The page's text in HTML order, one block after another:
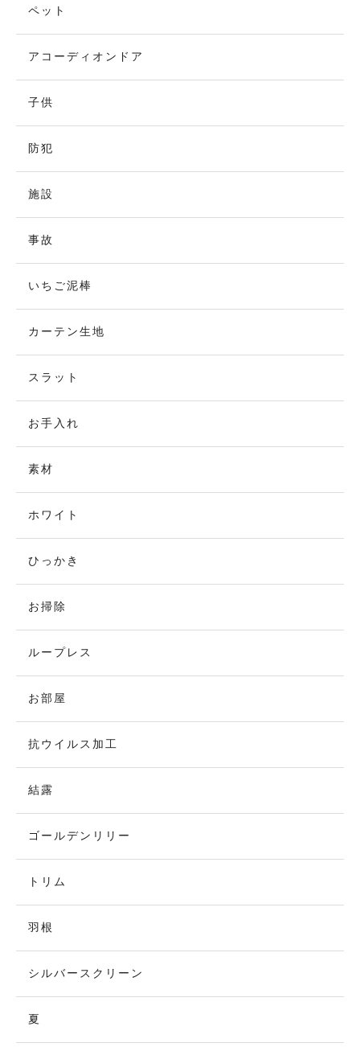
ペット
アコーディオンドア
子供
防犯
施設
事故
いちご泥棒
カーテン生地
スラット
お手入れ
素材
ホワイト
ひっかき
お掃除
ループレス
お部屋
抗ウイルス加工
結露
ゴールデンリリー
トリム
羽根
シルバースクリーン
夏